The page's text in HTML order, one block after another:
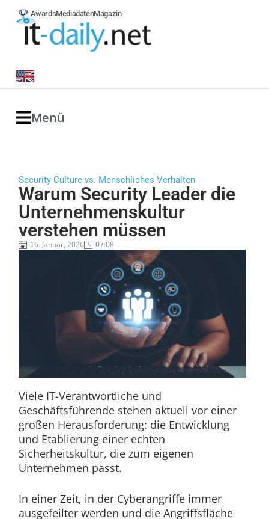
AwardsMediadatenMagazin
Menü
Security Culture vs. Menschliches Verhalten
Warum Security Leader die
Unternehmenskultur
verstehen müssen
16. Januar, 2026 07:08
Viele IT-Verantwortliche und
Geschäftsführende stehen aktuell vor einer
großen Herausforderung: die Entwicklung
und Etablierung einer echten
Sicherheitskultur, die zum eigenen
Unternehmen passt.
In einer Zeit, in der Cyberangriffe immer
ausgefeilter werden und die Angriffsfläche